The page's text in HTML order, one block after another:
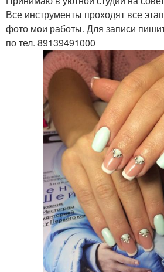
Все инструменты проходят все
фото мои работы. Для записи
по тел. 89139491000